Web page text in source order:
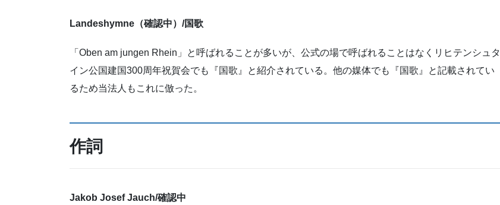
Landeshymne （確認中） /国歌
「Oben am jungen Rhein」と呼ばれることが多いが、公式の場で呼ばれることはなくリヒテンシュタ
イン公国建国300周年祝賀会でも『国歌』と紹介されている。他の媒体でも『国歌』と記載されてい
るため当法人もこれに倣った。
作詞
Jakob Josef Jauch/確認中